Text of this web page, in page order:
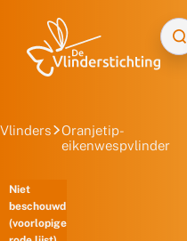
Vlinders
Oranjetip-
eikenwespvlinder
Niet
beschouwd
(voorlopige